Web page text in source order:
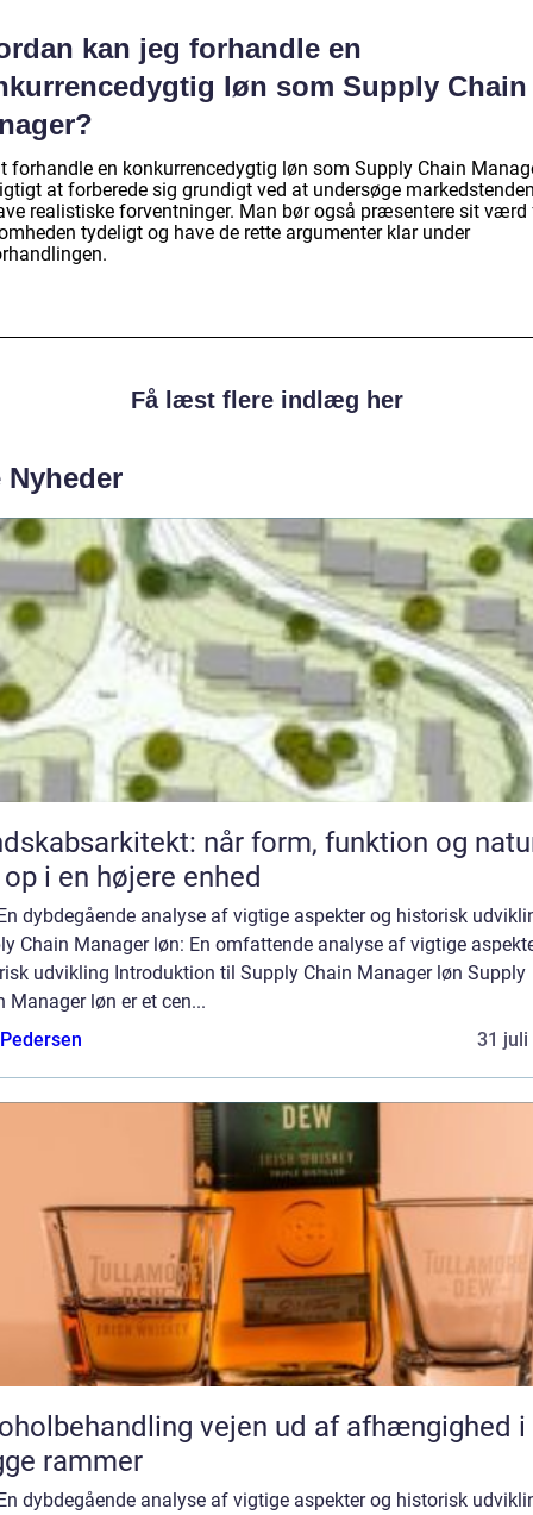
kan jeg forhandle en
løn som Supply Chain
forhandle en konkurrencedygtig løn som Supply Chain
at forberede sig grundigt ved at undersøge
realistiske forventninger. Man bør også præsentere sit værd
tydeligt og have de rette argumenter klar under
Få læst flere indlæg her
Nyheder
når form, funktion og
i en højere enhed
dybdegående analyse af vigtige aspekter og historisk
Chain Manager løn: En omfattende analyse af vigtige
udvikling Introduktion til Supply Chain Manager løn Supply
Manager løn er et cen...
31 juli
vejen ud af afhængighed i
rammer
dybdegående analyse af vigtige aspekter og historisk